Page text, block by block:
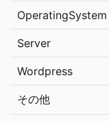
OperatingSystem
Server
Wordpress
その他